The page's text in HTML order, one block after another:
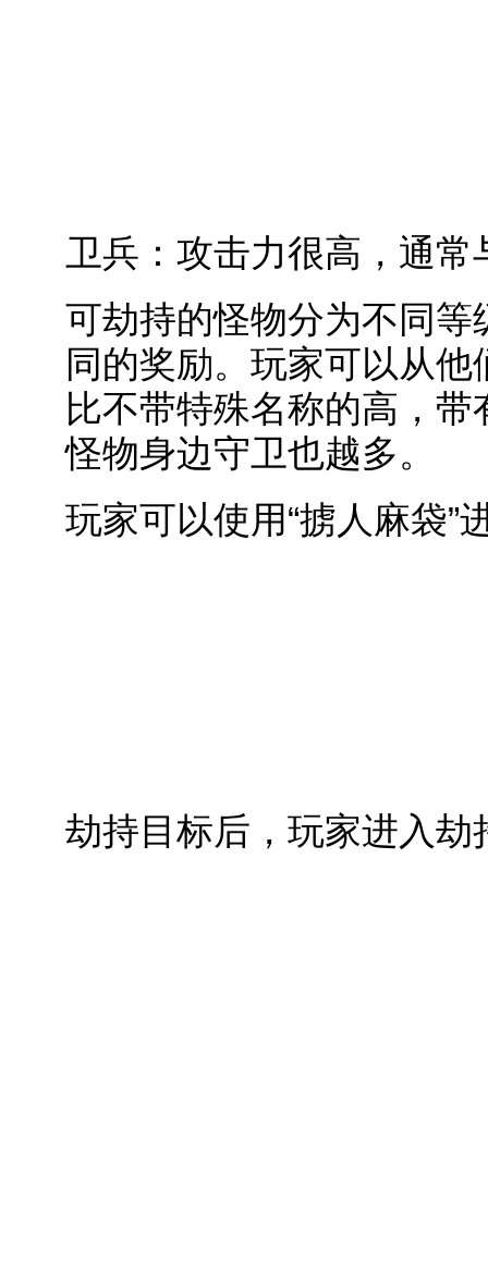
卫兵：攻击力很高，通
可劫持的怪物分为不同
同的奖励。玩家可以从他
比不带特殊名称的高，带
怪物身边守卫也越多。
玩家可以使用“掳人麻袋”
劫持目标后，玩家进入